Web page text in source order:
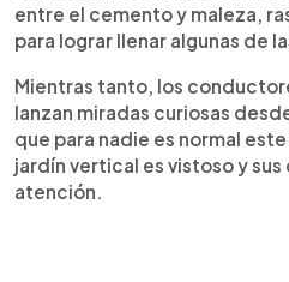
entre el cemento y maleza,
para lograr llenar algunas de
Mientras tanto, los
lanzan miradas curiosas
que para nadie es normal
jardín vertical es vistoso y sus
atención.